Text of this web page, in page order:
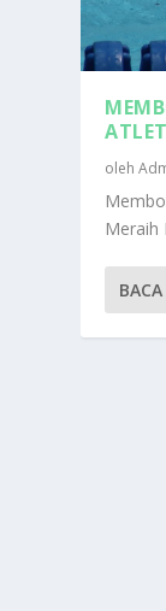
oleh
Meraih